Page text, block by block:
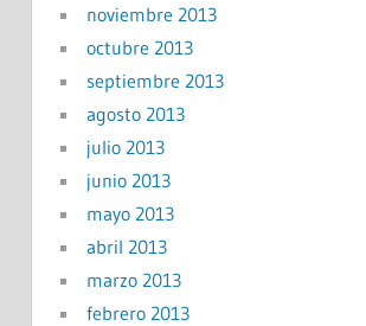
noviembre 2013
octubre 2013
septiembre 2013
agosto 2013
julio 2013
junio 2013
mayo 2013
abril 2013
marzo 2013
febrero 2013